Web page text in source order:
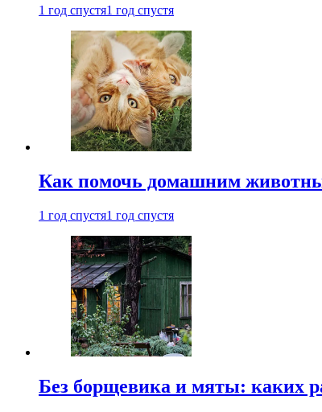
1 год спустя1 год спустя
Как помочь домашним
1 год спустя1 год спустя
Без борщевика и мяты: каких